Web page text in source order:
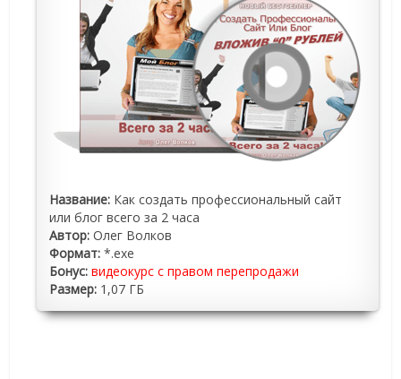
Название: Как создать профессиональный сайт
или блог всего за 2 часа
Автор: Олег Волков
Формат: *.exe
Бонус: видеокурс с правом перепродажи
Размер: 1,07 ГБ